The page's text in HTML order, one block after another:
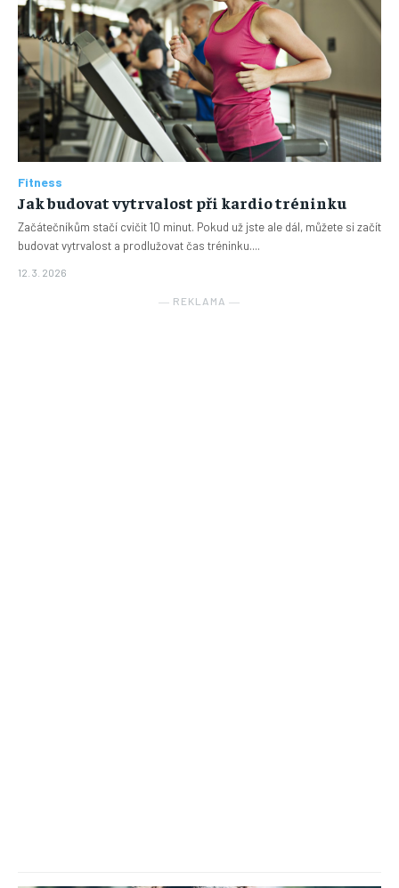
Fitness
Jak budovat vytrvalost při kardio tréninku
Začátečníkům stačí cvičit 10 minut. Pokud už jste ale dál, můžete si začít
budovat vytrvalost a prodlužovat čas tréninku....
12. 3. 2026
― REKLAMA ―